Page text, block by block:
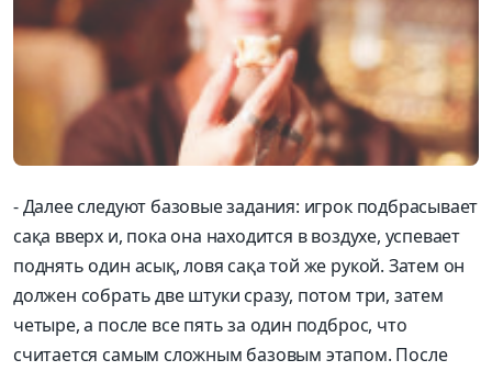
- Далее следуют базовые задания: игрок подбрасывает
сақа вверх и, пока она находится в воздухе, успевает
поднять один асық, ловя сақа той же рукой. Затем он
должен собрать две штуки сразу, потом три, затем
четыре, а после все пять за один подброс, что
считается самым сложным базовым этапом. После